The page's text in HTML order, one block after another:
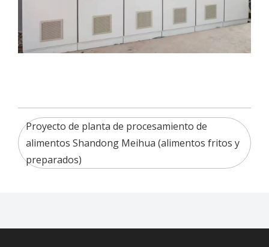
Proyecto de planta de procesamiento de
alimentos Shandong Meihua (alimentos fritos y
preparados)